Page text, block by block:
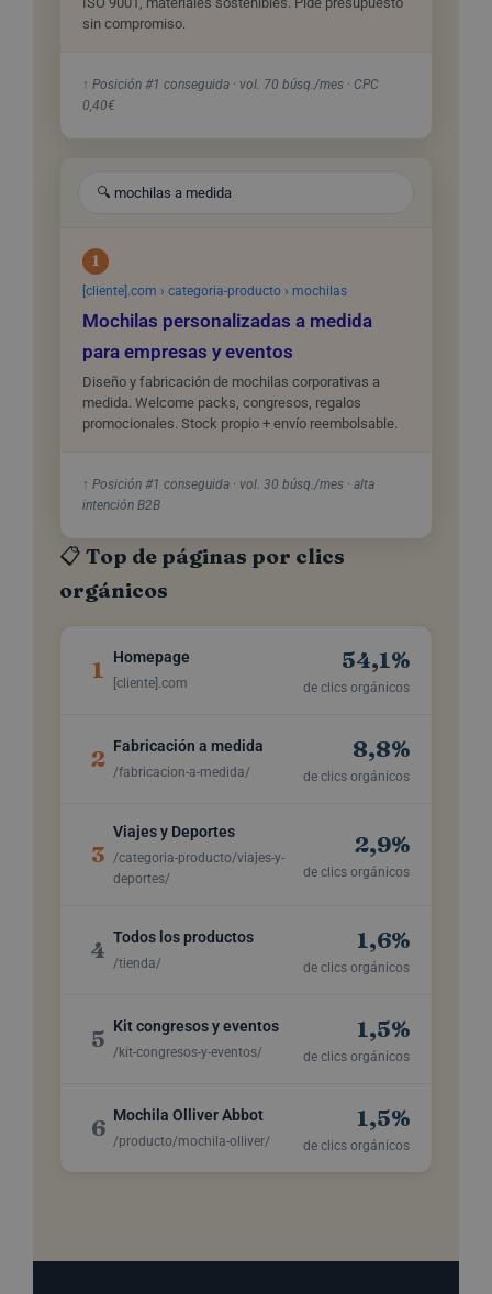
sin compromiso.
↑ Posición #1 conseguida · vol. 70 búsq./mes · CPC
0,40€
🔍 mochilas a medida
1
[cliente].com › categoria-producto › mochilas
Mochilas personalizadas a medida
para empresas y eventos
Diseño y fabricación de mochilas corporativas a
medida. Welcome packs, congresos, regalos
promocionales. Stock propio + envío reembolsable.
↑ Posición #1 conseguida · vol. 30 búsq./mes · alta
intención B2B
📋 Top de páginas por clics
orgánicos
1 Homepage
[cliente].com
54,1%
de clics orgánicos
2 Fabricación a medida
/fabricacion-a-medida/
8,8%
de clics orgánicos
3
Viajes y Deportes
/categoria-producto/viajes-y-
deportes/
2,9%
de clics orgánicos
4 Todos los productos
/tienda/
1,6%
de clics orgánicos
5 Kit congresos y eventos
/kit-congresos-y-eventos/
1,5%
de clics orgánicos
6 Mochila Olliver Abbot
/producto/mochila-olliver/
1,5%
de clics orgánicos